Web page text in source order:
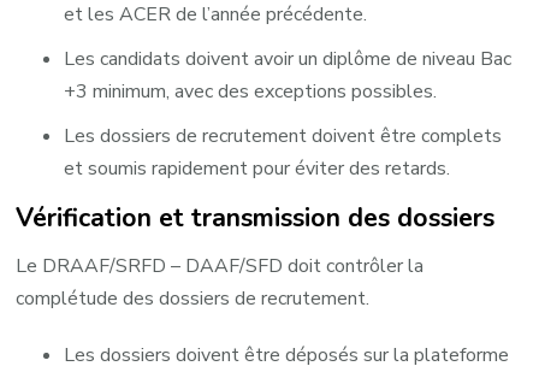
et les ACER de l’année précédente.
Les candidats doivent avoir un diplôme de niveau Bac
+3 minimum, avec des exceptions possibles. ​
Les dossiers de recrutement doivent être complets
et soumis rapidement pour éviter des retards. ​
Vérification et transmission des dossiers
Le DRAAF/SRFD – DAAF/SFD doit contrôler la
complétude des dossiers de recrutement. ​
Les dossiers doivent être déposés sur la plateforme